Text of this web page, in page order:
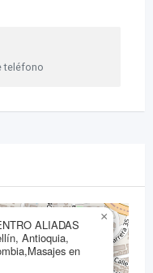
teléfono
ALIADAS
Antioquia,
en
×